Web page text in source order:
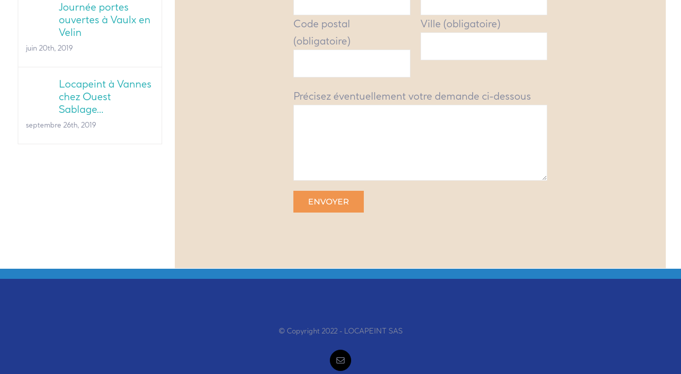
Code postal
(obligatoire)
Ville (obligatoire)
Précisez éventuellement votre demande ci-dessous
Journée portes
ouvertes à Vaulx en
Velin
juin 20th, 2019
Locapeint à Vannes
chez Ouest
Sablage…
septembre 26th, 2019
© Copyright 2022 - LOCAPEINT SAS
Email